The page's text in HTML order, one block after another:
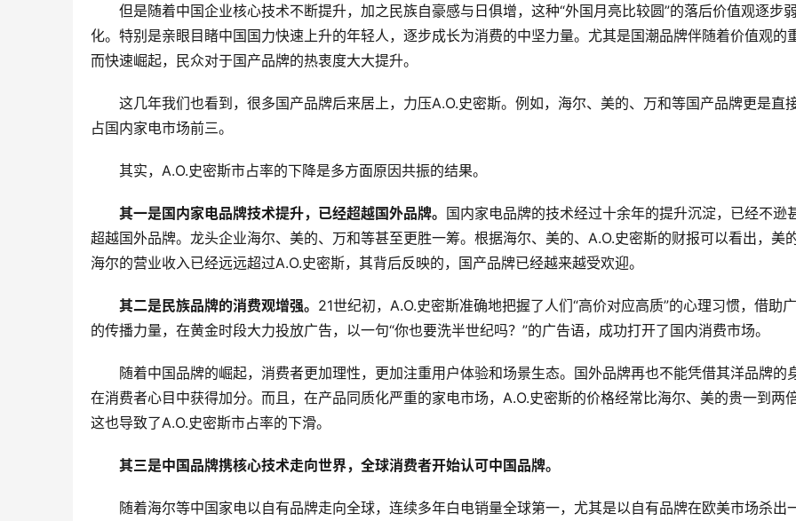
但是随着中国企业核心技术不断提升，加之民族自豪感与日俱增，这种“外国月亮比较圆”的落后价值观逐步弱
化。特别是亲眼目睹中国国力快速上升的年轻人，逐步成长为消费的中坚力量。尤其是国潮品牌伴随着价值观的
而快速崛起，民众对于国产品牌的热衷度大大提升。
这几年我们也看到，很多国产品牌后来居上，力压A.O.史密斯。例如，海尔、美的、万和等国产品牌更是直
占国内家电市场前三。
其实，A.O.史密斯市占率的下降是多方面原因共振的结果。
其一是国内家电品牌技术提升，已经超越国外品牌。 国内家电品牌的技术经过十余年的提升沉淀，已经不逊
超越国外品牌。龙头企业海尔、美的、万和等甚至更胜一筹。根据海尔、美的、A.O.史密斯的财报可以看出，美的
海尔的营业收入已经远远超过A.O.史密斯，其背后反映的，国产品牌已经越来越受欢迎。
其二是民族品牌的消费观增强。 21世纪初，A.O.史密斯准确地把握了人们“高价对应高质”的心理习惯，借助
的传播力量，在黄金时段大力投放广告，以一句“你也要洗半世纪吗？”的广告语，成功打开了国内消费市场。
随着中国品牌的崛起，消费者更加理性，更加注重用户体验和场景生态。国外品牌再也不能凭借其洋品牌的
在消费者心目中获得加分。而且，在产品同质化严重的家电市场，A.O.史密斯的价格经常比海尔、美的贵一到两倍
这也导致了A.O.史密斯市占率的下滑。
其三是中国品牌携核心技术走向世界，全球消费者开始认可中国品牌。
随着海尔等中国家电以自有品牌走向全球，连续多年白电销量全球第一，尤其是以自有品牌在欧美市场杀出